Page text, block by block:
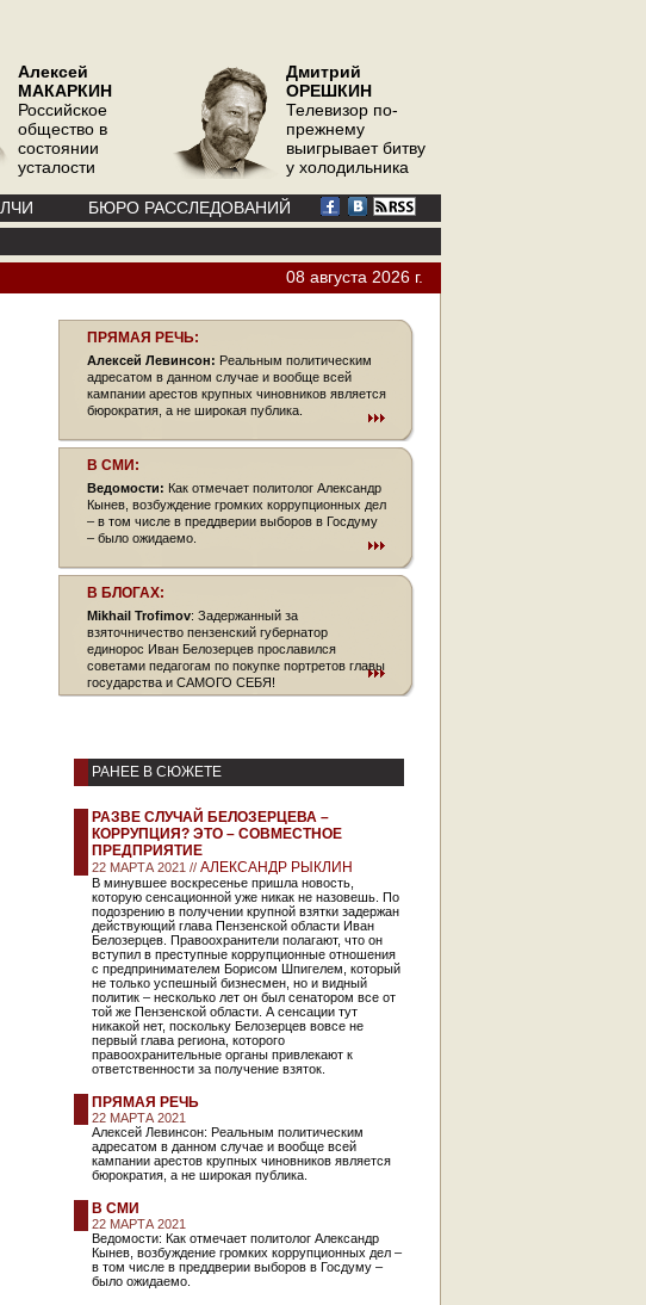
Алексей
МАКАРКИН
Российское
общество в
состоянии
усталости
Дмитрий
ОРЕШКИН
Телевизор по-
прежнему
выигрывает битву
у холодильника
БЮРО РАССЛЕДОВАНИЙ
08 августа 2026 г.
ПРЯМАЯ РЕЧЬ:
Алексей Левинсон: Реальным политическим
адресатом в данном случае и вообще всей
кампании арестов крупных чиновников является
бюрократия, а не широкая публика.
В СМИ:
Ведомости: Как отмечает политолог Александр
Кынев, возбуждение громких коррупционных дел
– в том числе в преддверии выборов в Госдуму
– было ожидаемо.
В БЛОГАХ:
Mikhail Trofimov: Задержанный за
взяточничество пензенский губернатор
единорос Иван Белозерцев прославился
советами педагогам по покупке портретов главы
государства и САМОГО СЕБЯ!
РАНЕЕ В СЮЖЕТЕ
РАЗВЕ СЛУЧАЙ БЕЛОЗЕРЦЕВА –
КОРРУПЦИЯ? ЭТО – СОВМЕСТНОЕ
ПРЕДПРИЯТИЕ
22 МАРТА 2021 // АЛЕКСАНДР РЫКЛИН
В минувшее воскресенье пришла новость,
которую сенсационной уже никак не назовешь. По
подозрению в получении крупной взятки задержан
действующий глава Пензенской области Иван
Белозерцев. Правоохранители полагают, что он
вступил в преступные коррупционные отношения
с предпринимателем Борисом Шпигелем, который
не только успешный бизнесмен, но и видный
политик – несколько лет он был сенатором все от
той же Пензенской области. А сенсации тут
никакой нет, поскольку Белозерцев вовсе не
первый глава региона, которого
правоохранительные органы привлекают к
ответственности за получение взяток.
ПРЯМАЯ РЕЧЬ
22 МАРТА 2021
Алексей Левинсон: Реальным политическим
адресатом в данном случае и вообще всей
кампании арестов крупных чиновников является
бюрократия, а не широкая публика.
В СМИ
22 МАРТА 2021
Ведомости: Как отмечает политолог Александр
Кынев, возбуждение громких коррупционных дел –
в том числе в преддверии выборов в Госдуму –
было ожидаемо.